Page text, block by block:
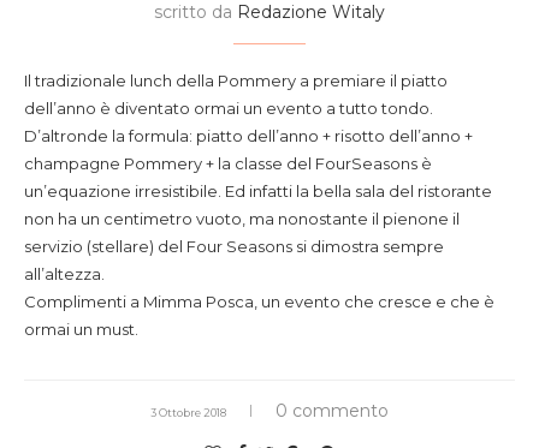
scritto da Redazione Witaly
Il tradizionale lunch della Pommery a premiare il piatto
dell’anno è diventato ormai un evento a tutto tondo.
D’altronde la formula: piatto dell’anno + risotto dell’anno +
champagne Pommery + la classe del FourSeasons è
un’equazione irresistibile. Ed infatti la bella sala del ristorante
non ha un centimetro vuoto, ma nonostante il pienone il
servizio (stellare) del Four Seasons si dimostra sempre
all’altezza.
Complimenti a Mimma Posca, un evento che cresce e che è
ormai un must.
3 Ottobre 2018 0 commento